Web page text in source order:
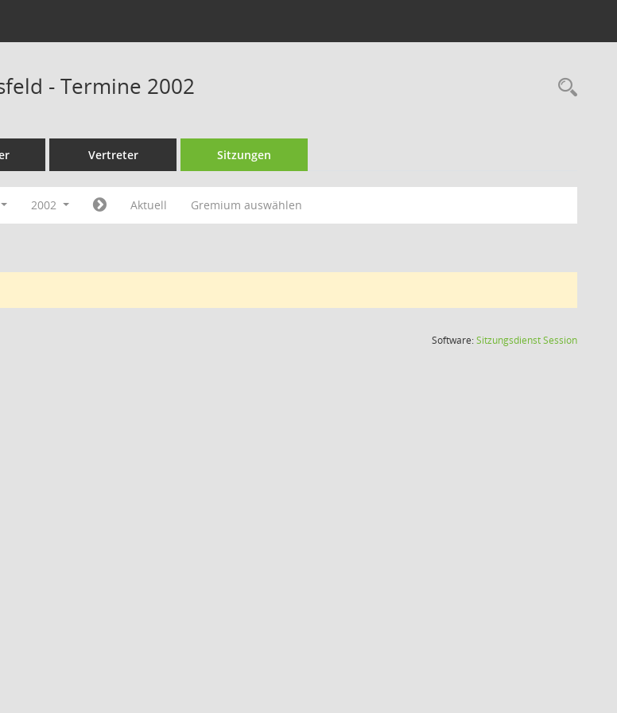
- Termine 2002
Vertreter Sitzungen
2002 Aktuell Gremium auswählen
Software:SitzungsdienstSession(Wird in